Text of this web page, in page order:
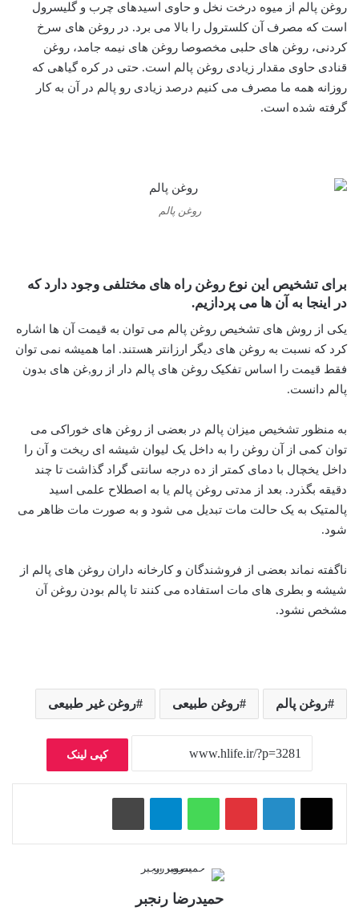
روغن پالم از میوه درخت نخل و حاوی اسیدهای چرب و گلیسرول
است که مصرف آن کلسترول را بالا می برد. در روغن های سرخ
کردنی، روغن های حلبی مخصوصا روغن های نیمه جامد، روغن
قنادی حاوی مقدار زیادی روغن پالم است. حتی در کره گیاهی که
روزانه همه ما مصرف می کنیم درصد زیادی رو پالم در آن به کار
گرفته شده است.
روغن پالم
برای تشخیص این نوع روغن راه های مختلفی وجود دارد که
در اینجا به آن ها می پردازیم.
یکی از روش های تشخیص روغن پالم می توان به قیمت آن ها اشاره
کرد که نسبت به روغن های دیگر ارزانتر هستند. اما همیشه نمی توان
فقط قیمت را اساس تفکیک روغن های پالم دار از رو,غن های بدون
پالم دانست.
به منظور تشخیص میزان پالم در بعضی از روغن های خوراکی می
توان کمی از آن روغن را به داخل یک لیوان شیشه ای ریخت و آن را
داخل یخچال با دمای کمتر از ده درجه سانتی گراد گذاشت تا چند
دقیقه بگذرد. بعد از مدتی روغن پالم یا به اصطلاح علمی اسید
پالمتیک به یک حالت مات تبدیل می شود و به صورت مات ظاهر می
شود.
ناگفته نماند بعضی از فروشندگان و کارخانه داران روغن های پالم از
شیشه و بطری های مات استفاده می کنند تا پالم بودن روغن آن
مشخص نشود.
روغن پالم روغن طبیعی روغن غیر طبیعی
کپی لینک
پینتریست واتس آپ تلگرام
حمیدرضا رنجبر